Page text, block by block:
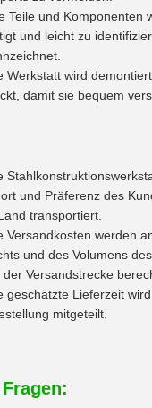
Teile und Komponenten
und leicht zu
Werkstatt wird
damit sie bequem
und Präferenz des
transportiert.
Versandkosten werden
und des Volumens
der Versandstrecke
geschätzte Lieferzeit
mitgeteilt.